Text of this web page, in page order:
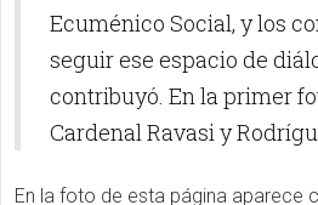
Ecuménico Social, y los
seguir ese espacio de
contribuyó. En la primer
Cardenal Ravasi y
En la foto de esta página aparece